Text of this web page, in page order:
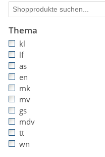
Thema
kl
lf
as
en
mk
mv
gs
mdv
tt
wn